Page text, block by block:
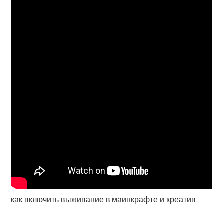
как включить выживание в маинкрафте и креатив